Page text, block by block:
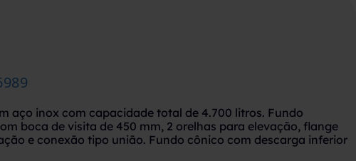
aço inox com capacidade total de 4.700 litros. Fundo
boca de visita de 450 mm, 2 orelhas para elevação, flange
e conexão tipo união. Fundo cônico com descarga inferior